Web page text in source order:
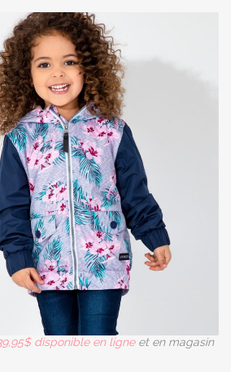
disponible en ligneet en magasin